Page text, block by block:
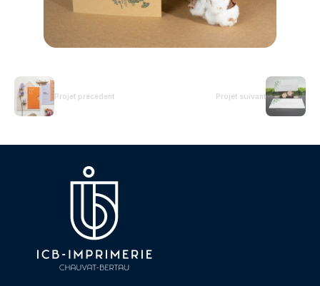
Projet précédent Projet suivant